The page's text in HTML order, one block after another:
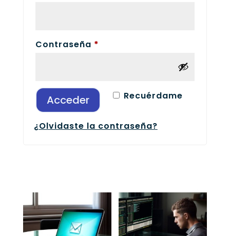
Contraseña *
Recuérdame
Acceder
¿Olvidaste la contraseña?